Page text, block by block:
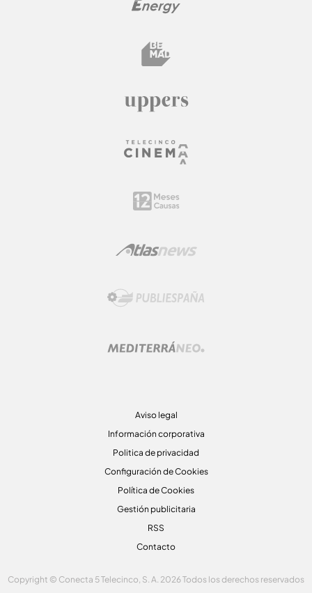
Aviso legal
Información corporativa
Politica de privacidad
Configuración de Cookies
Política de Cookies
Gestión publicitaria
RSS
Contacto
Copyright © Conecta 5 Telecinco, S. A. 2026 Todos los derechos reservados